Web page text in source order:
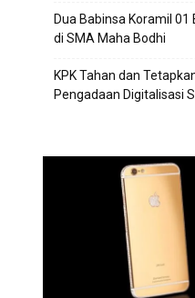
Dua Babinsa Koramil 01
di SMA Maha Bodhi
KPK Tahan dan
Pengadaan Digitalisasi